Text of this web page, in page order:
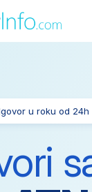
u roku od 24h